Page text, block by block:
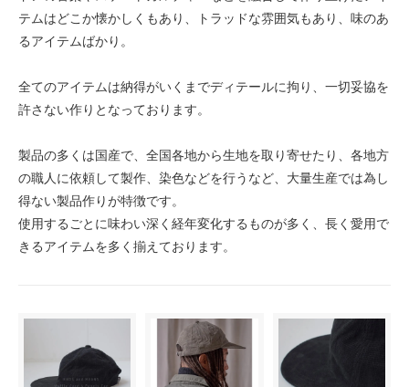
テムはどこか懐かしくもあり、トラッドな雰囲気もあり、味のあ
るアイテムばかり。
全てのアイテムは納得がいくまでディテールに拘り、一切妥協を
許さない作りとなっております。
製品の多くは国産で、全国各地から生地を取り寄せたり、各地方
の職人に依頼して製作、染色などを行うなど、大量生産では為し
得ない製品作りが特徴です。
使用するごとに味わい深く経年変化するものが多く、長く愛用で
きるアイテムを多く揃えております。